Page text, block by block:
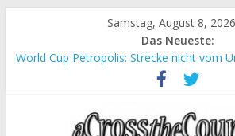
Samstag, August 8, 2026
Das Neueste:
World Cup Petropolis: Strecke nicht vom
Krumbach und Obergessertshausen:
Supercup Massi Banyoles: Siege für Carod
Halbzeit beim Andalucia Bike Race: